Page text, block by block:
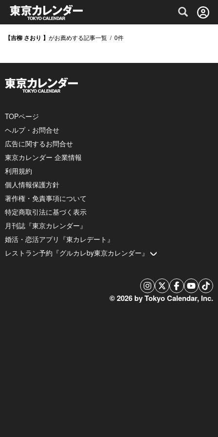
グルメ情報・プレミアムレストラン予約
【吉柳 さおり 】 がお薦めする記事一覧 / 0件
TOPページ
ヘルプ・お問合せ
広告に関するお問合せ
東京カレンダー 企業情報
利用規約
個人情報保護方針
著作権・免責事項について
特定商取引法に基づく表示
月刊誌『東京カレンダー』
婚活・恋活アプリ『東カレデート』
レストラン予約『グルカレby東京カレンダー』
© 2026 by Tokyo Calendar, Inc.